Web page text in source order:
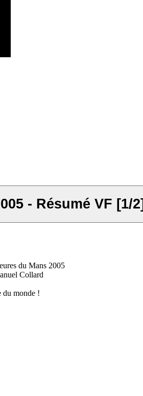
- Résumé VF [1/2]
du Mans 2005
Collard
du monde !